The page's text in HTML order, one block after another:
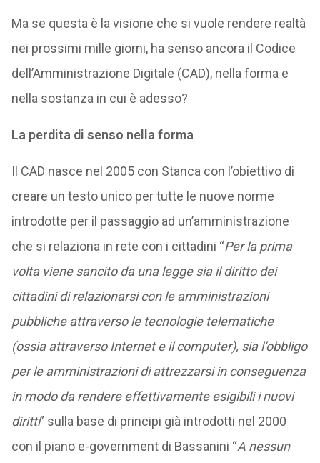
Ma se questa è la visione che si vuole rendere realtà
nei prossimi mille giorni, ha senso ancora il Codice
dell’Amministrazione Digitale (CAD), nella forma e
nella sostanza in cui è adesso?
La perdita di senso nella forma
Il CAD nasce nel 2005 con Stanca con l’obiettivo di
creare un testo unico per tutte le nuove norme
introdotte per il passaggio ad un’amministrazione
che si relaziona in rete con i cittadini “Per la prima
volta viene sancito da una legge sia il diritto dei
cittadini di relazionarsi con le amministrazioni
pubbliche attraverso le tecnologie telematiche
(ossia attraverso Internet e il computer), sia l’obbligo
per le amministrazioni di attrezzarsi in conseguenza
in modo da rendere effettivamente esigibili i nuovi
diritti” sulla base di principi già introdotti nel 2000
con il piano e-government di Bassanini “A nessun